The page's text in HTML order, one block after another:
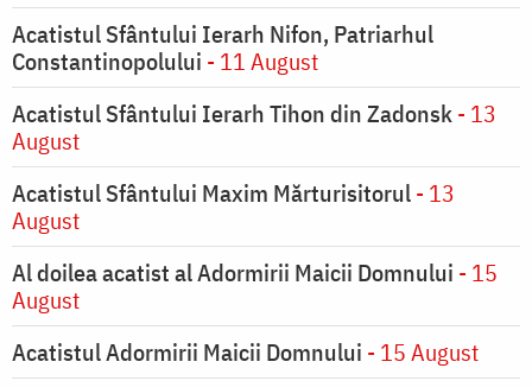
Acatistul Sfântului Ierarh Nifon, Patriarhul
Constantinopolului - 11 August
Acatistul Sfântului Ierarh Tihon din Zadonsk- 13
August
Acatistul Sfântului Maxim Mărturisitorul- 13
August
Al doilea acatist al Adormirii Maicii Domnului - 15
August
Acatistul Adormirii Maicii Domnului - 15 August